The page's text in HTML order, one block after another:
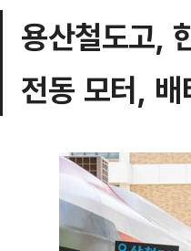
용산철도고,
전동 모터,